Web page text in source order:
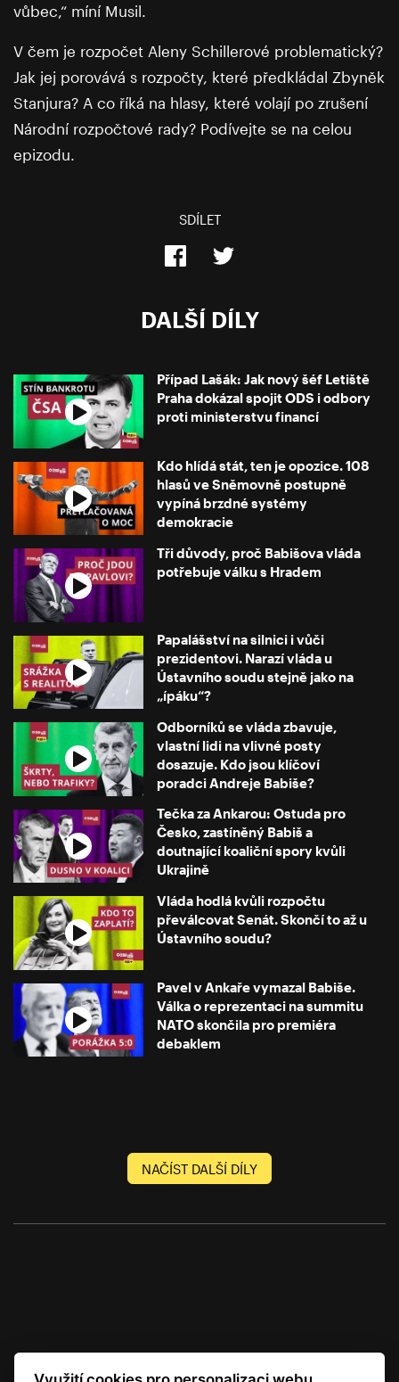
vůbec,“ míní Musil.
V čem je rozpočet Aleny Schillerové problematický?
Jak jej porovává s rozpočty, které předkládal Zbyněk
Stanjura? A co říká na hlasy, které volají po zrušení
Národní rozpočtové rady? Podívejte se na celou
epizodu.
SDÍLET
DALŠÍ DÍLY
Případ Lašák: Jak nový šéf Letiště
Praha dokázal spojit ODS i odbory
proti ministerstvu financí
Kdo hlídá stát, ten je opozice. 108
hlasů ve Sněmovně postupně
vypíná brzdné systémy
demokracie
Tři důvody, proč Babišova vláda
potřebuje válku s Hradem
Papalášství na silnici i vůči
prezidentovi. Narazí vláda u
Ústavního soudu stejně jako na
„ípáku“?
Odborníků se vláda zbavuje,
vlastní lidi na vlivné posty
dosazuje. Kdo jsou klíčoví
poradci Andreje Babiše?
Tečka za Ankarou: Ostuda pro
Česko, zastíněný Babiš a
doutnající koaliční spory kvůli
Ukrajině
Vláda hodlá kvůli rozpočtu
převálcovat Senát. Skončí to až u
Ústavního soudu?
Pavel v Ankaře vymazal Babiše.
Válka o reprezentaci na summitu
NATO skončila pro premiéra
debaklem
NAČÍST DALŠÍ DÍLY